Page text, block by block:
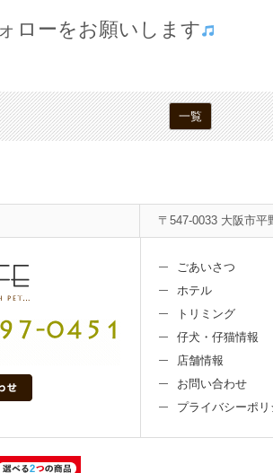
ローをお願いします
一覧
〒547-0033 大阪市平
ごあいさつ
ホテル
トリミング
仔犬・仔猫情報
店舗情報
お問い合わせ
プライバシーポリ